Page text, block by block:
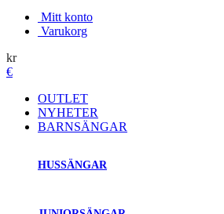
Mitt konto
Varukorg
kr
€
OUTLET
NYHETER
BARNSÄNGAR
HUSSÄNGAR